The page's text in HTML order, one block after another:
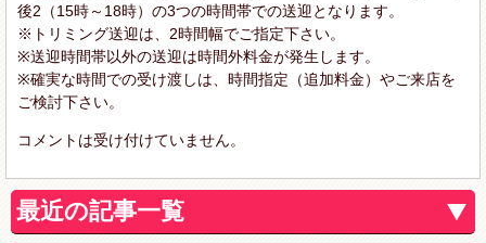
後2（15時～18時）の3つの時間帯での送迎となります。
※トリミング送迎は、2時間幅でご指定下さい。
※送迎時間帯以外の送迎は時間外料金が発生します。
※確実な時間での受け渡しは、時間指定（追加料金）やご来店を
ご検討下さい。
コメントは受け付けていません。
最近の記事一覧